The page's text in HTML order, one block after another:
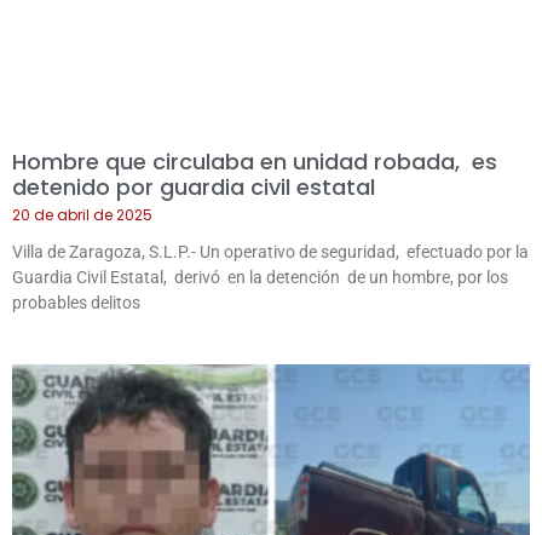
Hombre que circulaba en unidad robada, es
detenido por guardia civil estatal
20 de abril de 2025
Villa de Zaragoza, S.L.P.- Un operativo de seguridad, efectuado por la
Guardia Civil Estatal, derivó en la detención de un hombre, por los
probables delitos